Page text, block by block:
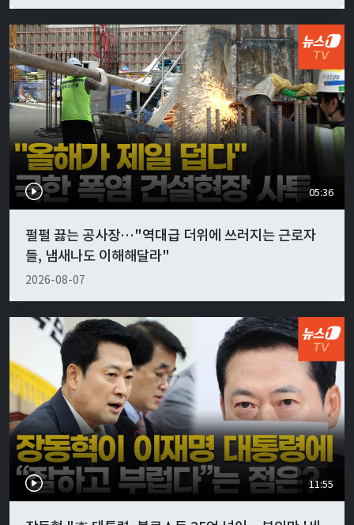
05:36
펄펄 끓는 공사장…"역대급 더위에 쓰러지는 근로자
들, 냄새나도 이해해달라"
2026-08-07
11:55